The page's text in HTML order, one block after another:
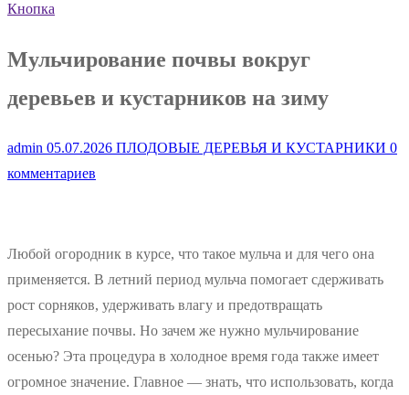
Кнопка
Мульчирование почвы вокруг
деревьев и кустарников на зиму
admin 05.07.2026 ПЛОДОВЫЕ ДЕРЕВЬЯ И КУСТАРНИКИ 0
комментариев
Любой огородник в курсе, что такое мульча и для чего она
применяется. В летний период мульча помогает сдерживать
рост сорняков, удерживать влагу и предотвращать
пересыхание почвы. Но зачем же нужно мульчирование
осенью? Эта процедура в холодное время года также имеет
огромное значение. Главное — знать, что использовать, когда